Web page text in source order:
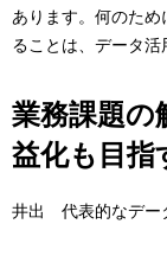
あります。何のた
ることは、データ活
業務課題の
益化も目指
井出 代表的なデー